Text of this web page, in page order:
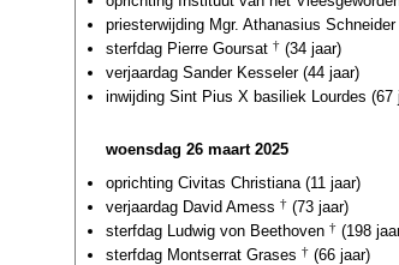
priesterwijding Mgr. Athanasius Schneider
sterfdag Pierre Goursat † (34 jaar)
verjaardag Sander Kesseler (44 jaar)
inwijding Sint Pius X basiliek Lourdes (67
woensdag 26 maart 2025
oprichting Civitas Christiana (11 jaar)
verjaardag David Amess † (73 jaar)
sterfdag Ludwig von Beethoven † (198
sterfdag Montserrat Grases † (66 jaar)